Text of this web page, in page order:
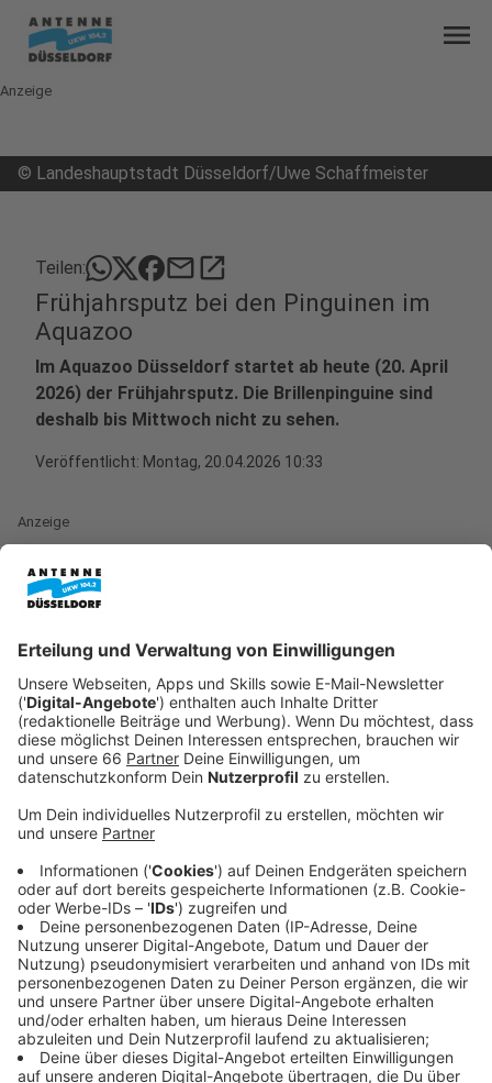
menu
Anzeige
© Landeshauptstadt Düsseldorf/Uwe Schaffmeister
Teilen: mailopen_in_new
Frühjahrsputz bei den Pinguinen im
Aquazoo
Im Aquazoo Düsseldorf startet ab heute (20. April
2026) der Frühjahrsputz. Die Brillenpinguine sind
deshalb bis Mittwoch nicht zu sehen.
Veröffentlicht: Montag, 20.04.2026 10:33
Anzeige
ImAquazoo
bis einschließlich Mittwoch nicht in ihrem
Außengehege zu sehen. In dieser Zeit wird das Wasser
des Geheges komplett abgelassen, damit die Anlage
gründlich gereinigt werden kann.
Anzeige
Anzeige
Vor allem die großen Kunstfelsen, die
Unterwasserscheiben und der Boden werden beim
Frühjahrsputz gereinigt und von Algen befreit. So
bleibt das Pinguin-Gehege im Aquazoo Düsseldorf
sauber und artgerecht. Während der Arbeiten sind die